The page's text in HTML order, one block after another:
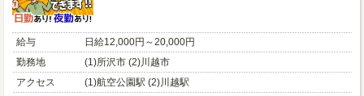
給与
日給12,000円～20,000円
勤務地
(1)所沢市 (2)川越市
アクセス
(1)航空公園駅 (2)川越駅